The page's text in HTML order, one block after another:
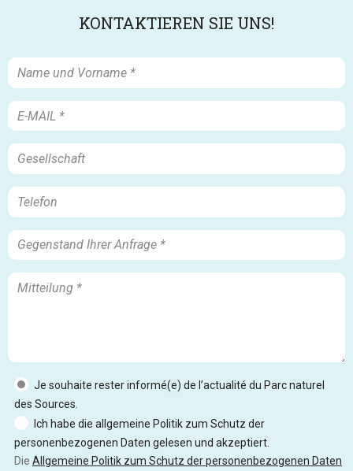
KONTAKTIEREN SIE UNS!
Je souhaite rester informé(e) de l’actualité du Parc naturel
des Sources.
Ich habe die allgemeine Politik zum Schutz der
personenbezogenen Daten gelesen und akzeptiert.
Die Allgemeine Politik zum Schutz der personenbezogenen Daten